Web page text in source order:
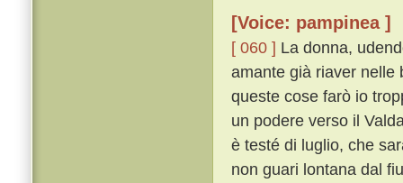
[Voice: pampinea ]
[ 060 ] La donna,
amante già riaver nelle
queste cose farò io
un podere verso il
è testé di luglio, che
non guari lontana dal